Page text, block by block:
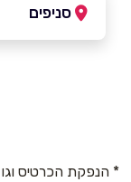
סניפים
* הנפקת הכרטיס